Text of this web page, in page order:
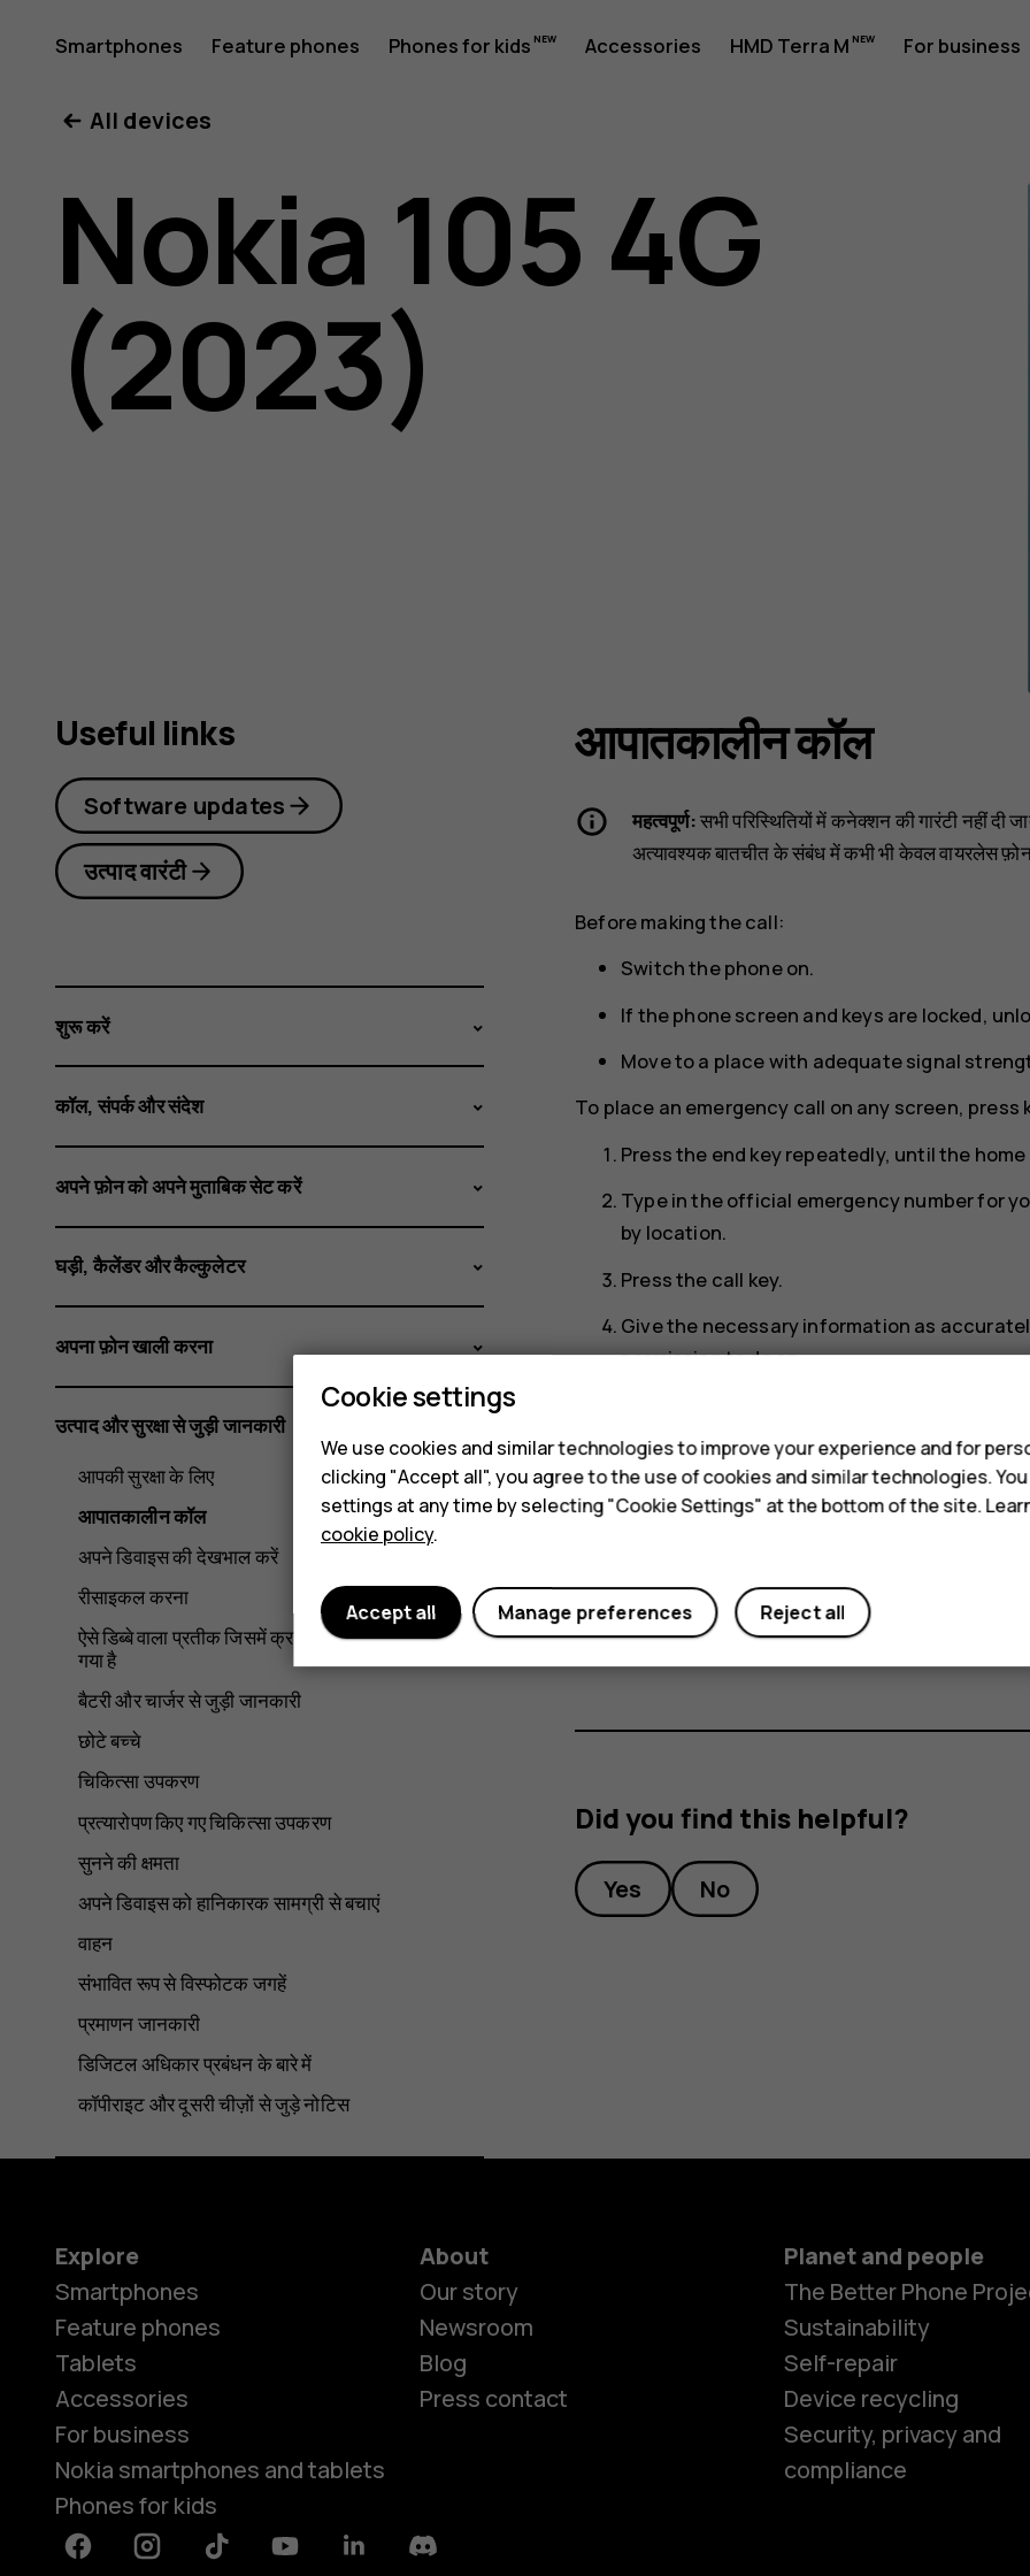
Nokia
106
4G
user
Smartphones Feature phones Phones for kids Accessories HMD Terra M For business
All devices
Nokia 105 4G
(2023)
आपातकालीन कॉल
महत्वपूर्ण:सभी परिस्थितियों में कनेक्शन की गारंटी नहीं दी
अत्यावश्यक बातचीत के संबंध में कभी भी केवल वायरलेस
Before making the call:
Switch the phone on.
If the phone screen and keys are locked,
Move to a place with adequate signal
To place an emergency call on any screen, press
Press the end key repeatedly, until the
Type in the official emergency number for
by location.
Press the call key.
Give the necessary information as
permission to do so.
Put a SIM card in the phone.
If your phone asks for a PIN code, type in
Switch off the call restrictions on your
group.
Did you find this helpful?
Yes No
Useful links
Software updates
उत्पाद वारंटी
शुरू करें
कॉल, संपर्क और संदेश
अपने फ़ोन को अपने मुताबिक सेट करें
घड़ी, कैलेंडर और कैल्कुलेटर
अपना फ़ोन खाली करना
उत्पाद और सुरक्षा से जुड़ी जानकारी
आपकी सुरक्षा के लिए
आपातकालीन कॉल
अपने डिवाइस की देखभाल करें
रीसाइकल करना
ऐसे डिब्बे वाला प्रतीक जिसमें क्रस-आउट वाला चक्र दिया
गया है
बैटरी और चार्जर से जुड़ी जानकारी
छोटे बच्चे
चिकित्सा उपकरण
प्रत्यारोपण किए गए चिकित्सा उपकरण
सुनने की क्षमता
अपने डिवाइस को हानिकारक सामग्री से बचाएं
वाहन
संभावित रूप से विस्फोटक जगहें
प्रमाणन जानकारी
डिजिटल अधिकार प्रबंधन के बारे में
कॉपीराइट और दूसरी चीज़ों से जुड़े नोटिस
Explore
Smartphones
Feature phones
Tablets
Accessories
For business
Nokia smartphones and tablets
Phones for kids
About
Our story
Newsroom
Blog
Press contact
Planet and people
The Better Phone
Sustainability
Self-repair
Device recycling
Security, privacy and
compliance
FacebookInstagramTiktok YoutubeLinkedinDiscord
Cookie settings
We use cookies and similar technologies to improve your experience and for
clicking "Accept all", you agree to the use of cookies and similar technologies.
settings at any time by selecting "Cookie Settings" at the bottom of the site.
cookie policy.
Reject all
Manage preferences
Accept all